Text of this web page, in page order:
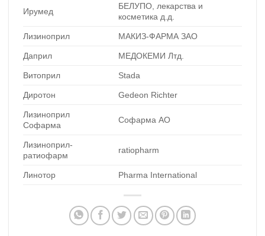
Ирумед
БЕЛУПО, лекарства и
косметика д.д.
Лизиноприл МАКИЗ-ФАРМА ЗАО
Даприл МЕДОКЕМИ Лтд.
Витоприл Stada
Диротон Gedeon Richter
Лизиноприл
Софарма
Софарма АО
Лизиноприл-
ратиофарм
ratiopharm
Линотор Pharma International